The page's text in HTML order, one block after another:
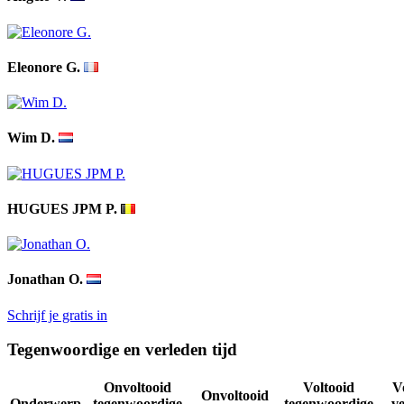
Eleonore G.
Wim D.
HUGUES JPM P.
Jonathan O.
Schrijf je gratis in
Tegenwoordige en verleden tijd
Onvoltooid
Onvoltooid
Voltooid